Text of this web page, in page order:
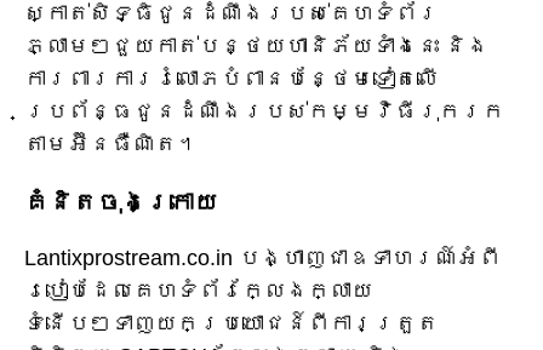
ស្កាត់សិទ្ធិជូនដំណឹងរបស់គេហទំព័រ
ភ្លាមៗជួយកាត់បន្ថយហានិភ័យទាំងនេះ និង
ការពារការរំលោភបំពានបន្ថែមទៀតលើ
ប្រព័ន្ធជូនដំណឹងរបស់កម្មវិធីរុករក
តាមអ៊ីនធឺណិត។
គំនិតចុងក្រោយ
Lantixprostream.co.in បង្ហាញជាឧទាហរណ៍អំពី
របៀបដែលគេហទំព័រក្លែងក្លាយ
ទំនើបៗទាញយកប្រយោជន៍ពីការត្រួត